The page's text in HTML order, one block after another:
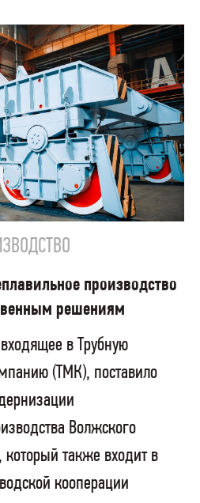
производство
решениям
в Трубную
(ТМК), поставило
Волжского
который также входит в
кооперации